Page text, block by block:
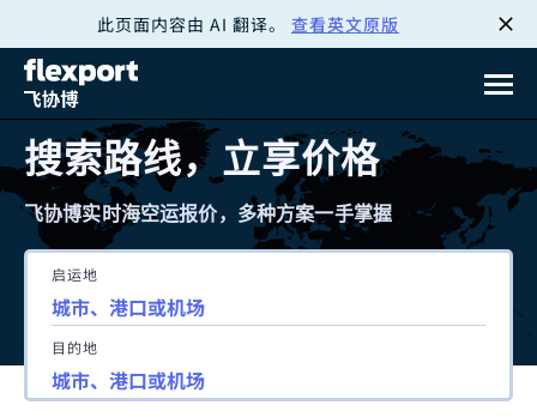
此页面内容由 AI 翻译。 查看英文原版
搜索路线，立享价格
飞协博实时海空运报价，多种方案一手掌握
启运地
目的地